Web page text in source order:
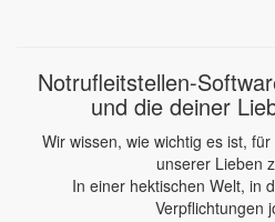
Notrufleitstellen-
und die deiner
Wir wissen, wie wichtig es ist,
unserer Lieben
In einer hektischen Welt, in
Verpflichtungen